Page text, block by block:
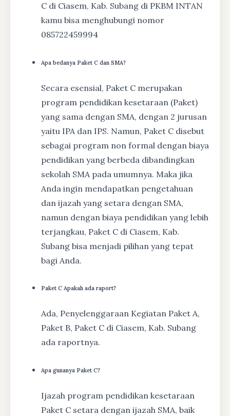
C di Ciasem, Kab. Subang di PKBM INTAN
kamu bisa menghubungi nomor
085722459994
Apa bedanya Paket C dan SMA?
Secara esensial, Paket C merupakan
program pendidikan kesetaraan (Paket)
yang sama dengan SMA, dengan 2 jurusan
yaitu IPA dan IPS. Namun, Paket C disebut
sebagai program non formal dengan biaya
pendidikan yang berbeda dibandingkan
sekolah SMA pada umumnya. Maka jika
Anda ingin mendapatkan pengetahuan
dan ijazah yang setara dengan SMA,
namun dengan biaya pendidikan yang lebih
terjangkau, Paket C di Ciasem, Kab.
Subang bisa menjadi pilihan yang tepat
bagi Anda.
Paket C Apakah ada raport?
Ada, Penyelenggaraan Kegiatan Paket A,
Paket B, Paket C di Ciasem, Kab. Subang
ada raportnya.
Apa gunanya Paket C?
Ijazah program pendidikan kesetaraan
Paket C setara dengan ijazah SMA, baik